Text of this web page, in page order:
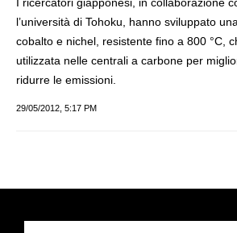
l’università di Tohoku, hanno sviluppato
cobalto e nichel, resistente fino a 800 °C,
utilizzata nelle centrali a carbone per
ridurre le emissioni.
29/05/2012, 5:17 PM